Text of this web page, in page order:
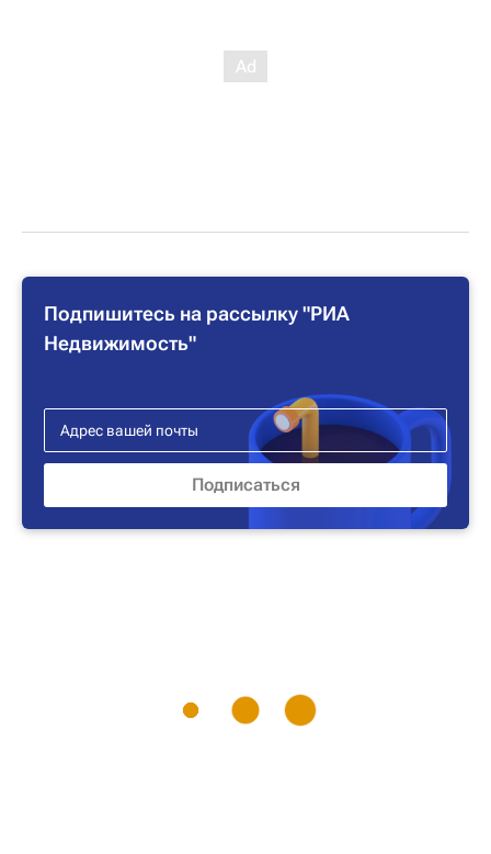
Подпишитесь на рассылку "РИА
Недвижимость"